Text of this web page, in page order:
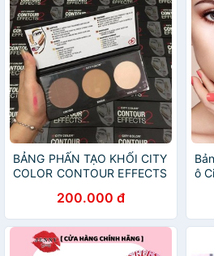
BẢNG PHẤN TẠO KHỐI CITY
COLOR CONTOUR EFFECTS
200.000 đ
ô